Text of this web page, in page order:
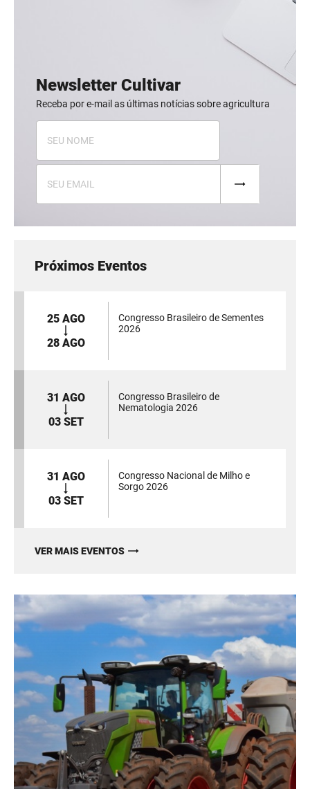
Newsletter Cultivar
Receba por e-mail as últimas notícias sobre agricultura
Próximos Eventos
25 AGO
28 AGO
Congresso Brasileiro de Sementes
2026
31 AGO
03 SET
Congresso Brasileiro de
Nematologia 2026
31 AGO
03 SET
Congresso Nacional de Milho e
Sorgo 2026
VER MAIS EVENTOS